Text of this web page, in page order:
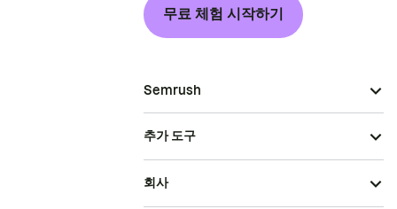
무료 체험 시작하기
Semrush
추가 도구
회사